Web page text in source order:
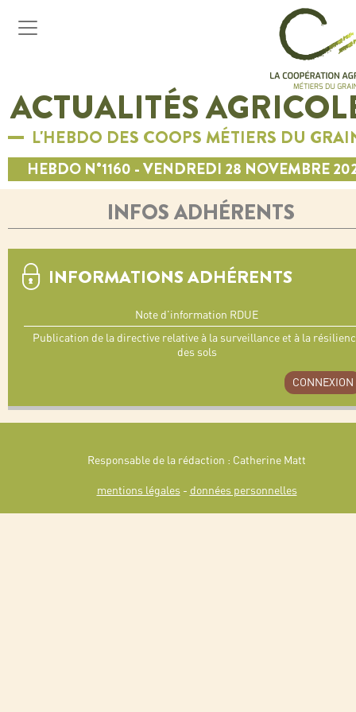
ACTUALITÉS
L'HEBDO DES COOPS MÉTIERS DU
HEBDO N°1160 - VENDREDI 28 NOVEMBRE
INFOS ADHÉRENTS
INFORMATIONS ADHÉRENTS
Note d'information RDUE
Publication de la directive relative à la surveillance et à la
des sols
CONNEXION
Responsable de la rédaction : Catherine Matt
mentions légales - données personnelles